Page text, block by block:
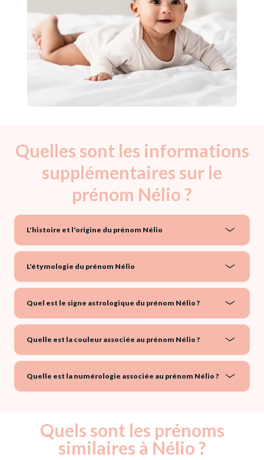
Quelles sont les informations
supplémentaires sur le
prénom Nélio ?
L'histoire et l'origine du prénom Nélio
L'étymologie du prénom Nélio
Quel est le signe astrologique du prénom Nélio ?
Quelle est la couleur associée au prénom Nélio ?
Quelle est la numérologie associée au prénom Nélio ?
Quels sont les prénoms
similaires à Nélio ?